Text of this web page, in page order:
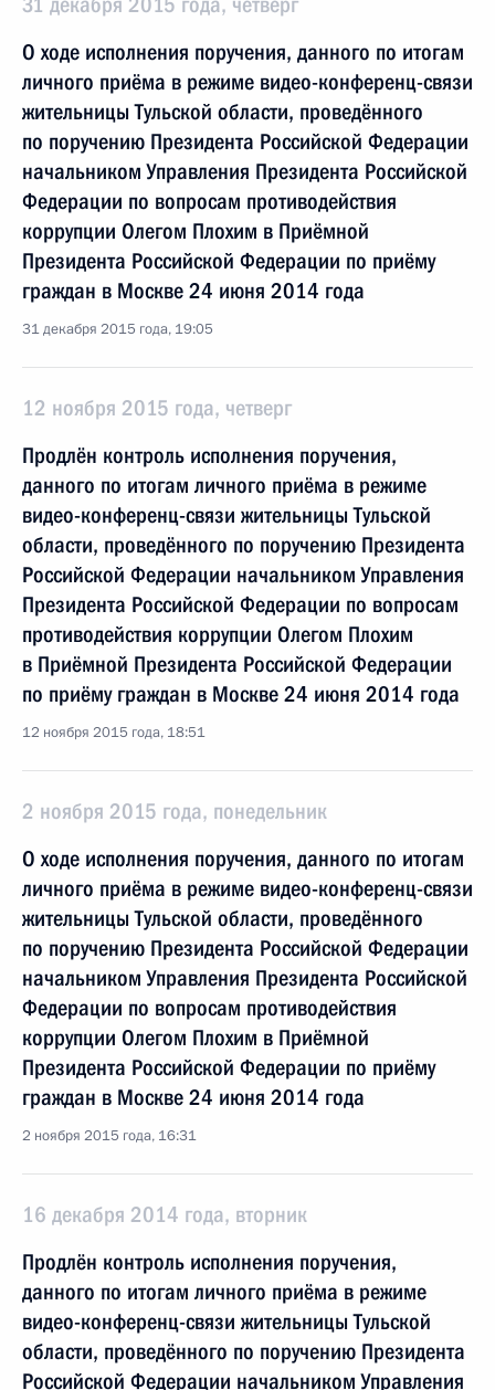
О ходе исполнения поручения, данного по итогам
личного приёма в режиме видео-конференц-связи
жительницы Тульской области, проведённого
по поручению Президента Российской Федерации
начальником Управления Президента Российской
Федерации по вопросам противодействия
коррупции Олегом Плохим в Приёмной
Президента Российской Федерации по приёму
граждан в Москве 24 июня 2014 года
31 декабря 2015 года, 19:05
12 ноября 2015 года, четверг
Продлён контроль исполнения поручения,
данного по итогам личного приёма в режиме
видео-конференц-связи жительницы Тульской
области, проведённого по поручению Президента
Российской Федерации начальником Управления
Президента Российской Федерации по вопросам
противодействия коррупции Олегом Плохим
в Приёмной Президента Российской Федерации
по приёму граждан в Москве 24 июня 2014 года
12 ноября 2015 года, 18:51
2 ноября 2015 года, понедельник
О ходе исполнения поручения, данного по итогам
личного приёма в режиме видео-конференц-связи
жительницы Тульской области, проведённого
по поручению Президента Российской Федерации
начальником Управления Президента Российской
Федерации по вопросам противодействия
коррупции Олегом Плохим в Приёмной
Президента Российской Федерации по приёму
граждан в Москве 24 июня 2014 года
2 ноября 2015 года, 16:31
16 декабря 2014 года, вторник
Продлён контроль исполнения поручения,
данного по итогам личного приёма в режиме
видео-конференц-связи жительницы Тульской
области, проведённого по поручению Президента
Российской Федерации начальником Управления